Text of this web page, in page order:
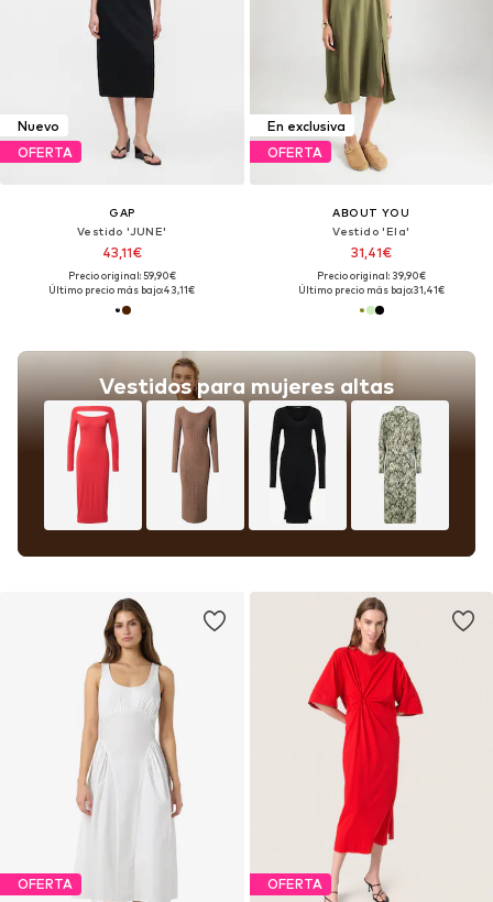
Nuevo
OFERTA
GAP
Vestido 'JUNE'
43,11€
Precio original: 59,90€
Último precio más bajo:43,11€
Vestidos para mujeres altas
En exclusiva
OFERTA
ABOUT YOU
Vestido 'Ela'
31,41€
Precio original: 39,90€
Último precio más bajo:31,41€
OFERTA OFERTA